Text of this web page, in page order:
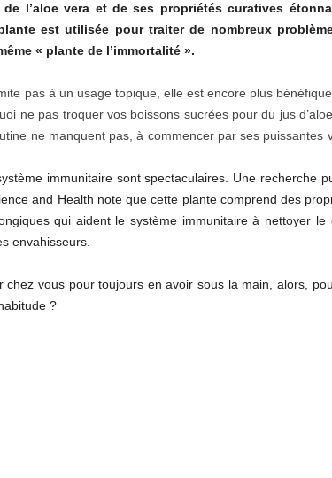
l’aloe vera et de ses propriétés curatives
est utilisée pour traiter de nombreux
« plante de l’immortalité ».
pas à un usage topique, elle est encore plus
ne pas troquer vos boissons sucrées pour du jus
ne manquent pas, à commencer par ses puissantes
immunitaire sont spectaculaires. Une recherche
and Health note que cette plante comprend des
qui aident le système immunitaire à nettoyer le
envahisseurs.
chez vous pour toujours en avoir sous la main, alors,
?